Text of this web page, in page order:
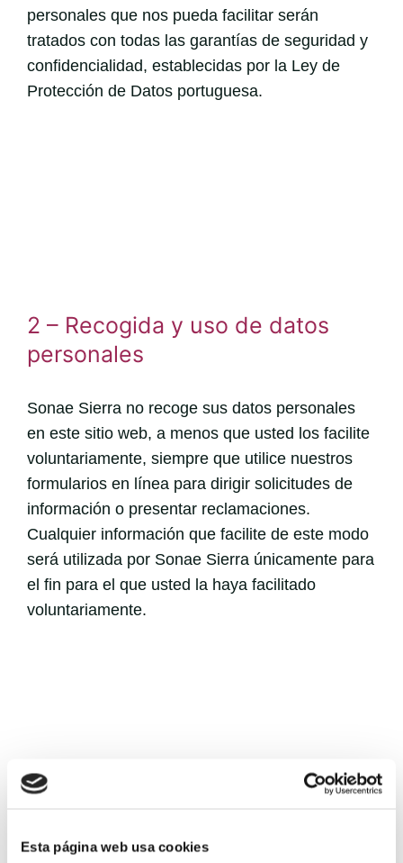
Esta página web usa cookies
personales que nos pueda facilitar serán
tratados con todas las garantías de seguridad y
confidencialidad, establecidas por la Ley de
Protección de Datos portuguesa.
2 – Recogida y uso de datos
personales
Sonae Sierra no recoge sus datos personales
en este sitio web, a menos que usted los facilite
voluntariamente, siempre que utilice nuestros
formularios en línea para dirigir solicitudes de
información o presentar reclamaciones.
Cualquier información que facilite de este modo
será utilizada por Sonae Sierra únicamente para
el fin para el que usted la haya facilitado
voluntariamente.
3 – Recogida y uso de